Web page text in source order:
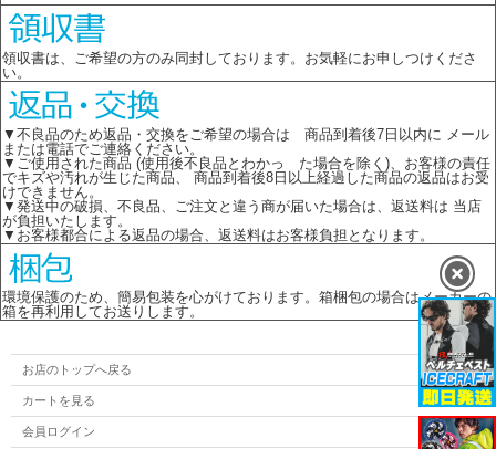
領収書は、ご希望の方のみ同封しております。お気軽にお申しつけくださ
い。
▼不良品のため返品・交換をご希望の場合は 商品到着後7日以内に メール
または電話でご連絡ください。
▼ご使用された商品 (使用後不良品とわかっ た場合を除く)、お客様の責任
でキズや汚れが生じた商品、 商品到着後8日以上経過した商品の返品はお受
けできません。
▼発送中の破損、不良品、ご注文と違う商が届いた場合は、返送料は 当店
が負担いたします。
▼お客様都合による返品の場合、返送料はお客様負担となります。
環境保護のため、簡易包装を心がけております。箱梱包の場合はメーカーの
箱を再利用してお送りします。
お店のトップへ戻る
カートを見る
会員ログイン